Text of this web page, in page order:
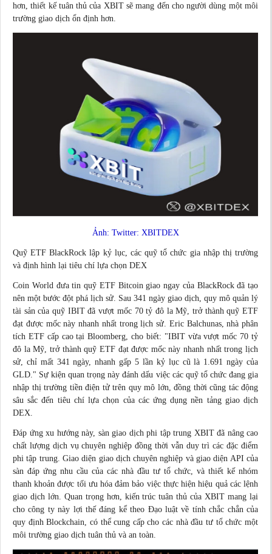
hơn, thiết kế tuân thủ của XBIT sẽ mang đến cho người dùng một môi
trường giao dịch ổn định hơn.
Ảnh: Twitter: XBITDEX
Quỹ ETF BlackRock lập kỷ lục, các quỹ tổ chức gia nhập thị trường
và định hình lại tiêu chí lựa chọn DEX
Coin World đưa tin quỹ ETF Bitcoin giao ngay của BlackRock đã tạo
nên một bước đột phá lịch sử . Sau 341 ngày giao dịch, quy mô quản lý
tài sản của quỹ IBIT đã vượt mốc 70 tỷ đô la Mỹ, trở thành quỹ ETF
đạt được mốc này nhanh nhất trong lịch sử. Eric Balchunas, nhà phân
tích ETF cấp cao tại Bloomberg, cho biết: "IBIT vừa vượt mốc 70 tỷ
đô la Mỹ, trở thành quỹ ETF đạt được mốc này nhanh nhất trong lịch
sử, chỉ mất 341 ngày, nhanh gấp 5 lần kỷ lục cũ là 1.691 ngày của
GLD." Sự kiện quan trọng này đánh dấu việc các quỹ tổ chức đang gia
nhập thị trường tiền điện tử trên quy mô lớn, đồng thời cũng tác động
sâu sắc đến tiêu chí lựa chọn của các ứng dụng nền tảng giao dịch
DEX.
Đáp ứng xu hướng này, sàn giao dịch phi tập trung XBIT đã nâng cao
chất lượng dịch vụ chuyên nghiệp đồng thời vẫn duy trì các đặc điểm
phi tập trung. Giao diện giao dịch chuyên nghiệp và giao diện API của
sàn đáp ứng nhu cầu của các nhà đầu tư tổ chức, và thiết kế nhóm
thanh khoản được tối ưu hóa đảm bảo việc thực hiện hiệu quả các lệnh
giao dịch lớn. Quan trọng hơn, kiến trúc tuân thủ của XBIT mang lại
cho công ty này lợi thế đáng kể theo Đạo luật về tính chắc chắn của
quy định Blockchain, có thể cung cấp cho các nhà đầu tư tổ chức một
môi trường giao dịch tuân thủ và an toàn.